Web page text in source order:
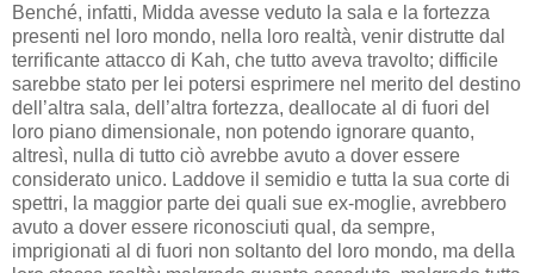
Benché, infatti, Midda avesse veduto la sala e la fortezza
presenti nel loro mondo, nella loro realtà, venir distrutte dal
terrificante attacco di Kah, che tutto aveva travolto; difficile
sarebbe stato per lei potersi esprimere nel merito del destino
dell’altra sala, dell’altra fortezza, deallocate al di fuori del
loro piano dimensionale, non potendo ignorare quanto,
altresì, nulla di tutto ciò avrebbe avuto a dover essere
considerato unico. Laddove il semidio e tutta la sua corte di
spettri, la maggior parte dei quali sue ex-moglie, avrebbero
avuto a dover essere riconosciuti qual, da sempre,
imprigionati al di fuori non soltanto del loro mondo, ma della